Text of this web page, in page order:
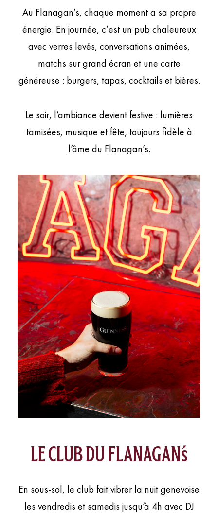
Au Flanagan’s, chaque moment a sa propre
énergie. En journée, c’est un pub chaleureux
avec verres levés, conversations animées,
matchs sur grand écran et une carte
généreuse : burgers, tapas, cocktails et bières.
Le soir, l’ambiance devient festive : lumières
tamisées, musique et fête, toujours fidèle à
l’âme du Flanagan’s.
le club du flanagan’s
En sous-sol, le club fait vibrer la nuit genevoise
les vendredis et samedis jusqu’à 4h avec DJ